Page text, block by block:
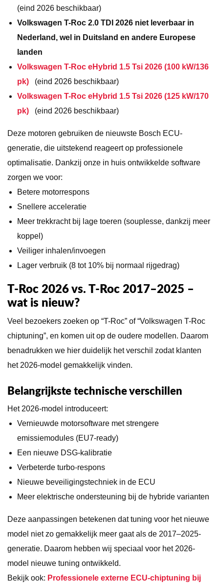
(eind 2026 beschikbaar)
Volkswagen T-Roc 2.0 TDI 2026 niet leverbaar in
Nederland, wel in Duitsland en andere Europese
landen
Volkswagen T-Roc eHybrid 1.5 Tsi 2026 (100 kW/136
pk)
(eind 2026 beschikbaar)
Volkswagen T-Roc eHybrid 1.5 Tsi 2026 (125 kW/170
pk)
(eind 2026 beschikbaar)
Deze motoren gebruiken de nieuwste Bosch ECU-
generatie, die uitstekend reageert op professionele
optimalisatie. Dankzij onze in huis ontwikkelde software
zorgen we voor:
Betere motorrespons
Snellere acceleratie
Meer trekkracht bij lage toeren (souplesse, dankzij meer
koppel)
Veiliger inhalen/invoegen
Lager verbruik (8 tot 10% bij normaal rijgedrag)
T-Roc 2026 vs. T-Roc 2017–2025 –
wat is nieuw?
Veel bezoekers zoeken op “T-Roc” of “Volkswagen T-Roc
chiptuning”, en komen uit op de oudere modellen. Daarom
benadrukken we hier duidelijk het verschil zodat klanten
het 2026-model gemakkelijk vinden.
Belangrijkste technische verschillen
Het 2026-model introduceert:
Vernieuwde motorsoftware met strengere
emissiemodules (EU7-ready)
Een nieuwe DSG-kalibratie
Verbeterde turbo-respons
Nieuwe beveiligingstechniek in de ECU
Meer elektrische ondersteuning bij de hybride varianten
Deze aanpassingen betekenen dat tuning voor het nieuwe
model niet zo gemakkelijk meer gaat als de 2017–2025-
generatie. Daarom hebben wij speciaal voor het 2026-
model nieuwe tuning ontwikkeld.
Bekijk ook: Professionele externe ECU-chiptuning bij